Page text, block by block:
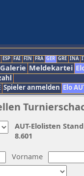
ESP FAI FIN FRA GER GRE INA
Meldekartei
Spieler anmelden Elo
Vorname
AUT-Elolisten
8.601